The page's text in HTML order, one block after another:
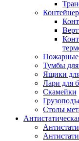
Пожарные
Тумбы
Ящики
Лари для
Скамейки
Столы